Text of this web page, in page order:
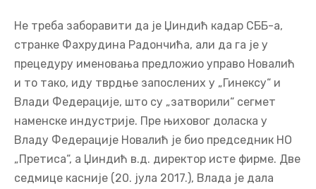
Не треба заборавити да je Џиндић кадар СББ-a,
странке Фахрудина Радончића, али да га је у
прецедуру именовања предложио управо Новалић
и то тако, иду тврдње запослених у „Гинексу“ и
Влади Федерације, што су „затворили“ сегмет
наменске индустрије. Пре њиховог доласка у
Владу Федерације Новалић је био председник НО
„Претиса“, а Џиндић в.д. директор исте фирме. Две
седмице касније (20. јула 2017.), Влада је дала